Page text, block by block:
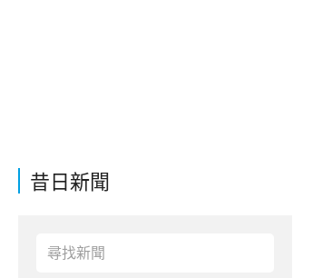
昔日新聞